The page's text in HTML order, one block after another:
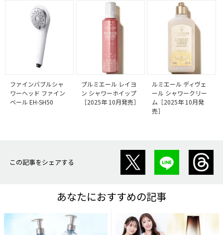
ファインバブルシャ
ワーヘッド ファイン
ベール EH-SH50
プルミエール レイヨ
ン シャワーホイップ
［2025年 10月発売］
ルミエール ディヴェ
ール シャワークリー
ム［2025年 10月発
売］
この記事をシェアする
あなたにおすすめの記事